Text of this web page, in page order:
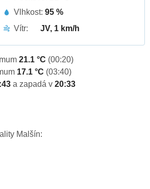
Vlhkost: 95 %
Vítr:
JV, 1 km/h
21.1 °C (00:20)
17.1 °C (03:40)
a zapadá v 20:33
Malšín: